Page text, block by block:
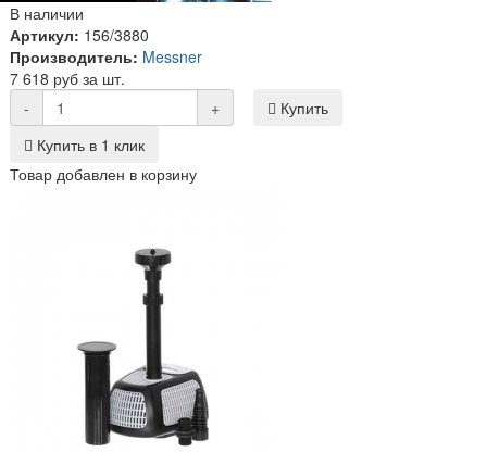
В наличии
Артикул: 156/3880
Производитель: Messner
7 618 руб за шт.
-
+
Купить
Купить в 1 клик
Товар добавлен в корзину